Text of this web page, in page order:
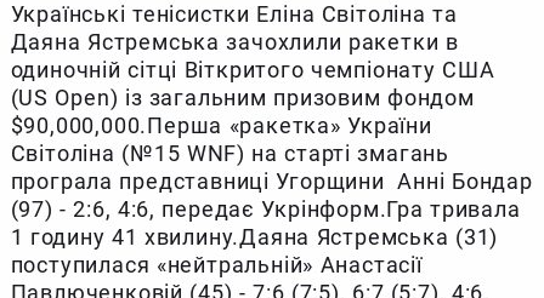
Українські тенісистки Еліна Світоліна та
Даяна Ястремська зачохлили ракетки в
одиночній сітці Віткритого чемпіонату США
(US Open) із загальним призовим фондом
$90,000,000.Перша «ракетка» України
Світоліна (№15 WNF) на старті змагань
програла представниці Угорщини Анні Бондар
(97) - 2:6, 4:6, передає Укрінформ.Гра тривала
1 годину 41 хвилину.Даяна Ястремська (31)
поступилася «нейтральній» Анастасії
Павлюченковій (45) - 7:6 (7:5), 6:7 (5:7), 4:6.